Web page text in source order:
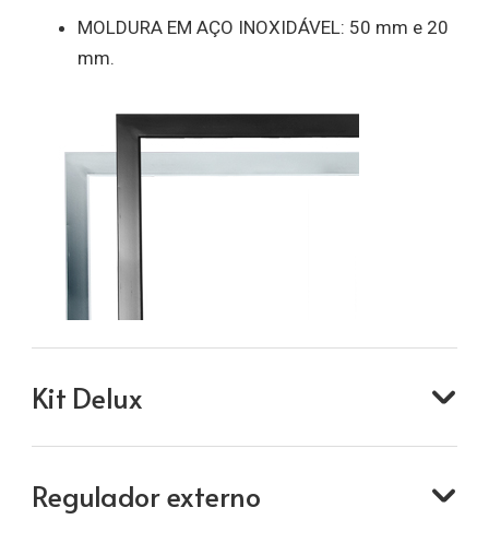
MOLDURA EM AÇO INOXIDÁVEL: 50 mm e 20
mm.
Kit Delux
Regulador externo